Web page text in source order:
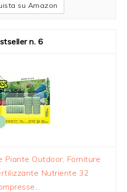
su Amazon
6
Piante Outdoor, Forniture
Nutriente 32